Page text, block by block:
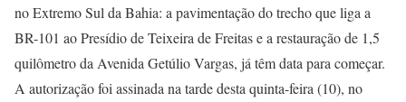
no Extremo Sul da Bahia: a pavimentação do trecho que liga a
BR-101 ao Presídio de Teixeira de Freitas e a restauração de 1,5
quilômetro da Avenida Getúlio Vargas, já têm data para começar.
A autorização foi assinada na tarde desta quinta-feira (10), no